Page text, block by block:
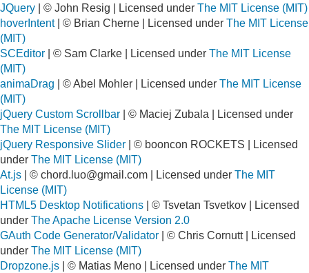
JQuery | © John Resig | Licensed under The MIT License (MIT)
hoverIntent| © Brian Cherne | Licensed under The MIT License
(MIT)
SCEditor | © Sam Clarke | Licensed under The MIT License
(MIT)
animaDrag | © Abel Mohler | Licensed under The MIT License
(MIT)
jQuery Custom Scrollbar | © Maciej Zubala | Licensed under
The MIT License (MIT)
jQuery Responsive Slider | © booncon ROCKETS | Licensed
under The MIT License (MIT)
At.js | © chord.luo@gmail.com | Licensed under The MIT
License (MIT)
HTML5 Desktop Notifications | © Tsvetan Tsvetkov | Licensed
under The Apache License Version 2.0
GAuth Code Generator/Validator | © Chris Cornutt | Licensed
under The MIT License (MIT)
Dropzone.js | © Matias Meno | Licensed under The MIT